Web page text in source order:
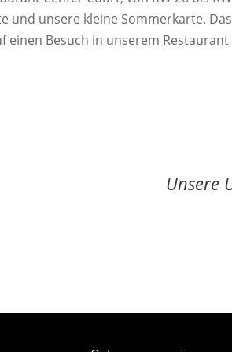
und unsere kleine Sommerkarte.
einen Besuch in unserem Restaurant
Unsere